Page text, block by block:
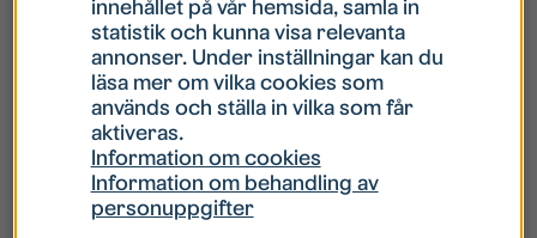
Hur gör jag om mitt konto är låst?
Hur gör jag när jag glömt mitt lösenord?
Vad innebär Gästkonto/Gästanvändare?
innehållet på vår hemsida, samla in
statistik och kunna visa relevanta
annonser. Under inställningar kan du
läsa mer om vilka cookies som
används och ställa in vilka som får
aktiveras.
Information om cookies
Information om behandling av
personuppgifter